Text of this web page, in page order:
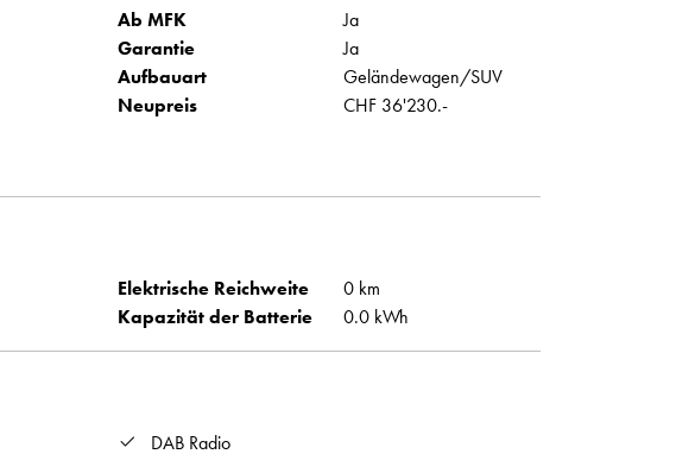
Ab MFK
Ja
Garantie
Ja
Aufbauart
Geländewagen/SUV
Neupreis
CHF 36'230.-
Elektrische Reichweite
0 km
Kapazität der Batterie
0.0 kWh
DAB Radio